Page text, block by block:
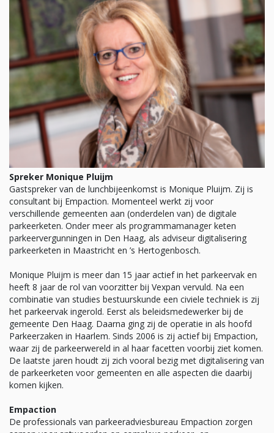
Spreker Monique Pluijm
Gastspreker van de lunchbijeenkomst is Monique Pluijm. Zij is
consultant bij Empaction. Momenteel werkt zij voor
verschillende gemeenten aan (onderdelen van) de digitale
parkeerketen. Onder meer als programmamanager keten
parkeervergunningen in Den Haag, als adviseur digitalisering
parkeerketen in Maastricht en ’s Hertogenbosch.
Monique Pluijm is meer dan 15 jaar actief in het parkeervak en
heeft 8 jaar de rol van voorzitter bij Vexpan vervuld. Na een
combinatie van studies bestuurskunde een civiele techniek is zij
het parkeervak ingerold. Eerst als beleidsmedewerker bij de
gemeente Den Haag. Daarna ging zij de operatie in als hoofd
Parkeerzaken in Haarlem. Sinds 2006 is zij actief bij Empaction,
waar zij de parkeerwereld in al haar facetten voorbij ziet komen.
De laatste jaren houdt zij zich vooral bezig met digitalisering van
de parkeerketen voor gemeenten en alle aspecten die daarbij
komen kijken.
Empaction
De professionals van parkeeradviesbureau Empaction zorgen